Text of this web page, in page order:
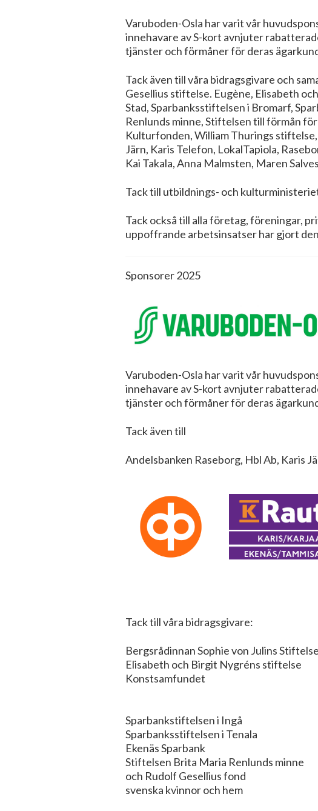
Varuboden-Osla har varit vår
innehavare av S-kort avnjuter
tjänster och förmåner för deras
Tack även till våra bidragsgivare och
Gesellius stiftelse. Eugène, Elisabeth
Stad, Sparbanksstiftelsen i Bromarf,
Renlunds minne, Stiftelsen till förmån
Kulturfonden, William Thurings
Järn, Karis Telefon, LokalTapiola,
Kai Takala, Anna Malmsten, Maren
Tack till utbildnings- och
Tack också till alla företag, föreningar,
uppoffrande arbetsinsatser har gjort
Sponsorer 2025
Varuboden-Osla har varit vår
innehavare av S-kort avnjuter
tjänster och förmåner för deras
Tack även till
Andelsbanken Raseborg, Hbl Ab, Karis
Tack till våra bidragsgivare:
Bergsrådinnan
Elisabeth och Birgit Nygréns stiftelse
Sparbankstiftelsen i Ingå
Ekenäs Sparbank
Stiftelsen Brita
och Rudolf
svenska
William